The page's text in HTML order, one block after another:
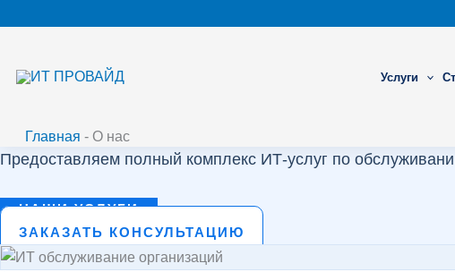
Услуги
Главная - О нас
ИТ ПРОВАЙД
Предоставляем полный комплекс ИТ‑услуг по
НАШИ УСЛУГИ
ЗАКАЗАТЬ КОНСУЛЬТАЦИЮ